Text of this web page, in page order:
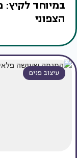
במיוחד לקיץ:
הצפוני
עיצוב פנים